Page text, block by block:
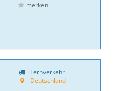
merken
Fernverkehr
Deutschland